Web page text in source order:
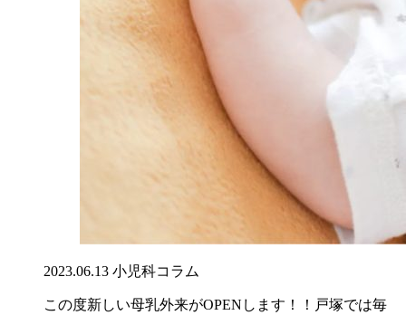
2023.06.13 小児科コラム
この度新しい母乳外来がOPENします！！戸塚では毎